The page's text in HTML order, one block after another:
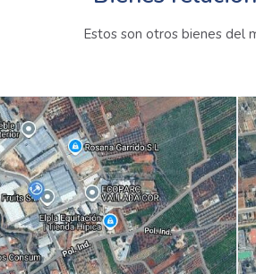
Estos son otros bienes del